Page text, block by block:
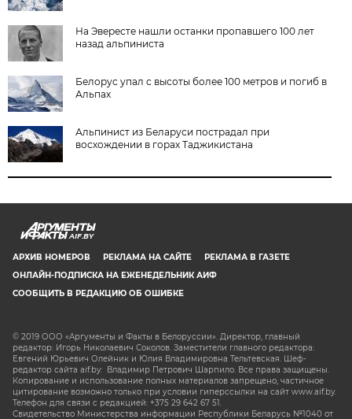
На Эвересте нашли останки пропавшего 100 лет
назад альпиниста
Белорус упал с высоты более 100 метров и погиб в
Альпах
Альпинист из Беларуси пострадал при
восхождении в горах Таджикистана
AIF.BY
АРХИВ НОМЕРОВ РЕКЛАМА НА САЙТЕ
РЕКЛАМА В ГАЗЕТЕ
ОНЛАЙН-ПОДПИСКА НА ЕЖЕНЕДЕЛЬНИК АИФ
СООБЩИТЬ В РЕДАКЦИЮ ОБ ОШИБКЕ
© 2019 ООО «Аргументы и Факты в Белоруссии». Директор, главный
редактор: Игорь Николаевич Соколов. Заместители главного редактора:
Евгений Юрьевич Олейник и Юлия Владимировна Тельтевская. Шеф-
редактор сайта aif.by: Владимир Петрович Шарпило. Все права защищены.
Копирование и использование полных материалов запрещено, частичное
цитирование возможно только при условии гиперссылки на сайт www.aif.by.
Телефон для связи с редакцией: +375 29 642 67 51.
Свидетельство Министерства информации Республики Беларусь №1040 от